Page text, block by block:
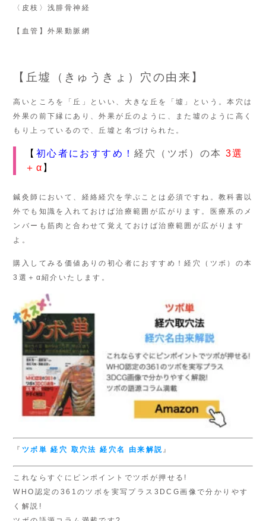
〈皮枝〉浅腓骨神経
【血管】外果動脈網
【丘墟（きゅうきょ）穴の由来】
高いところを「丘」といい、大きな丘を「墟」という。本穴は
外果の前下縁にあり、外果が丘のように、また墟のように高く
もり上っているので、丘墟と名づけられた。
【 初心者におすすめ！経穴（ツボ）の本3選
＋α 】
鍼灸師において、経絡経穴を学ぶことは必須ですね。教科書以
外でも知識を入れておけば治療範囲が広がります。医療系のメ
ンバーも筋肉と合わせて覚えておけば治療範囲が広がります
よ。
購入してみる価値ありの初心者におすすめ！経穴（ツボ）の本
3選＋α紹介いたします。
『 ツボ単経穴 取穴法経穴名 由来解説』
これならすぐにピンポイントでツボが押せる!
WHO認定の361のツボを実写プラス3DCG画像で分かりやす
く解説!